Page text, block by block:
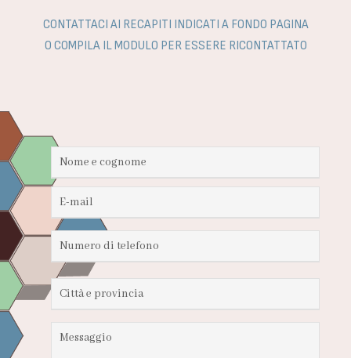
CONTATTACI AI RECAPITI INDICATI A FONDO PAGINA
O COMPILA IL MODULO PER ESSERE RICONTATTATO